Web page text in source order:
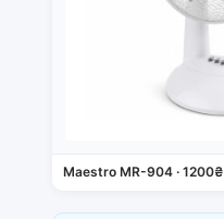
Maestro MR-904 · 1200₴